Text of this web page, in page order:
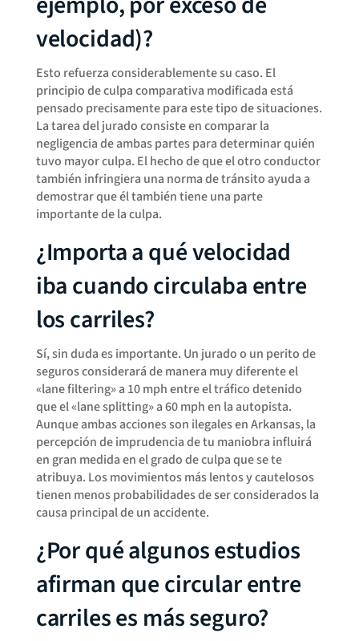
velocidad)?
Esto refuerza considerablemente su caso. El
principio de culpa comparativa modificada está
pensado precisamente para este tipo de situaciones.
La tarea del jurado consiste en comparar la
negligencia de ambas partes para determinar quién
tuvo mayor culpa. El hecho de que el otro conductor
también infringiera una norma de tránsito ayuda a
demostrar que él también tiene una parte
importante de la culpa.
¿Importa a qué velocidad
iba cuando circulaba entre
los carriles?
Sí, sin duda es importante. Un jurado o un perito de
seguros considerará de manera muy diferente el
«lane filtering» a 10 mph entre el tráfico detenido
que el «lane splitting» a 60 mph en la autopista.
Aunque ambas acciones son ilegales en Arkansas, la
percepción de imprudencia de tu maniobra influirá
en gran medida en el grado de culpa que se te
atribuya. Los movimientos más lentos y cautelosos
tienen menos probabilidades de ser considerados la
causa principal de un accidente.
¿Por qué algunos estudios
afirman que circular entre
carriles es más seguro?